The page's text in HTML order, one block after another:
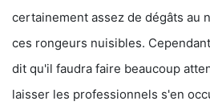
certainement assez de dégâts au
ces rongeurs nuisibles.
dit qu'il faudra faire beaucoup
laisser les professionnels s'en